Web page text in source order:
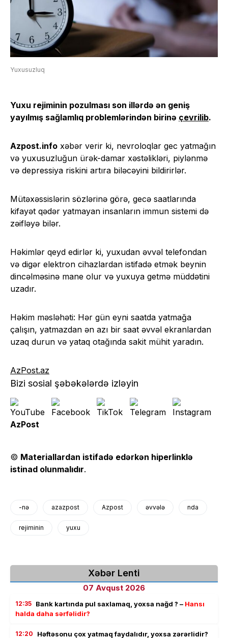
Yuxusuzluq
Yuxu rejiminin pozulması son illərdə ən geniş
yayılmış sağlamlıq problemlərindən birinə çevrilib.
Azpost.info xəbər verir ki, nevroloqlar gec yatmağın
və yuxusuzluğun ürək-damar xəstəlikləri, piylənmə
və depressiya riskini artıra biləcəyini bildirirlər.
Mütəxəssislərin sözlərinə görə, gecə saatlarında
kifayət qədər yatmayan insanların immun sistemi də
zəifləyə bilər.
Həkimlər qeyd edirlər ki, yuxudan əvvəl telefondan
və digər elektron cihazlardan istifadə etmək beynin
dincəlməsinə mane olur və yuxuya getmə müddətini
uzadır.
Həkim məsləhəti: Hər gün eyni saatda yatmağa
çalışın, yatmazdan ən azı bir saat əvvəl ekranlardan
uzaq durun və yataq otağında sakit mühit yaradın.
AzPost.az
Bizi sosial şəbəkələrdə izləyin
AzPost
© Materiallardan istifadə edərkən hiperlinklə
istinad olunmalıdır.
-nə azazpost Azpost əvvələ nda
rejiminin yuxu
Xəbər Lenti
07 Avqust 2026
12:35 Bank kartında pul saxlamaq, yoxsa nağd ? – Hansı
halda daha sərfəlidir?
12:20 Həftəsonu çox yatmaq faydalıdır, yoxsa zərərlidir?